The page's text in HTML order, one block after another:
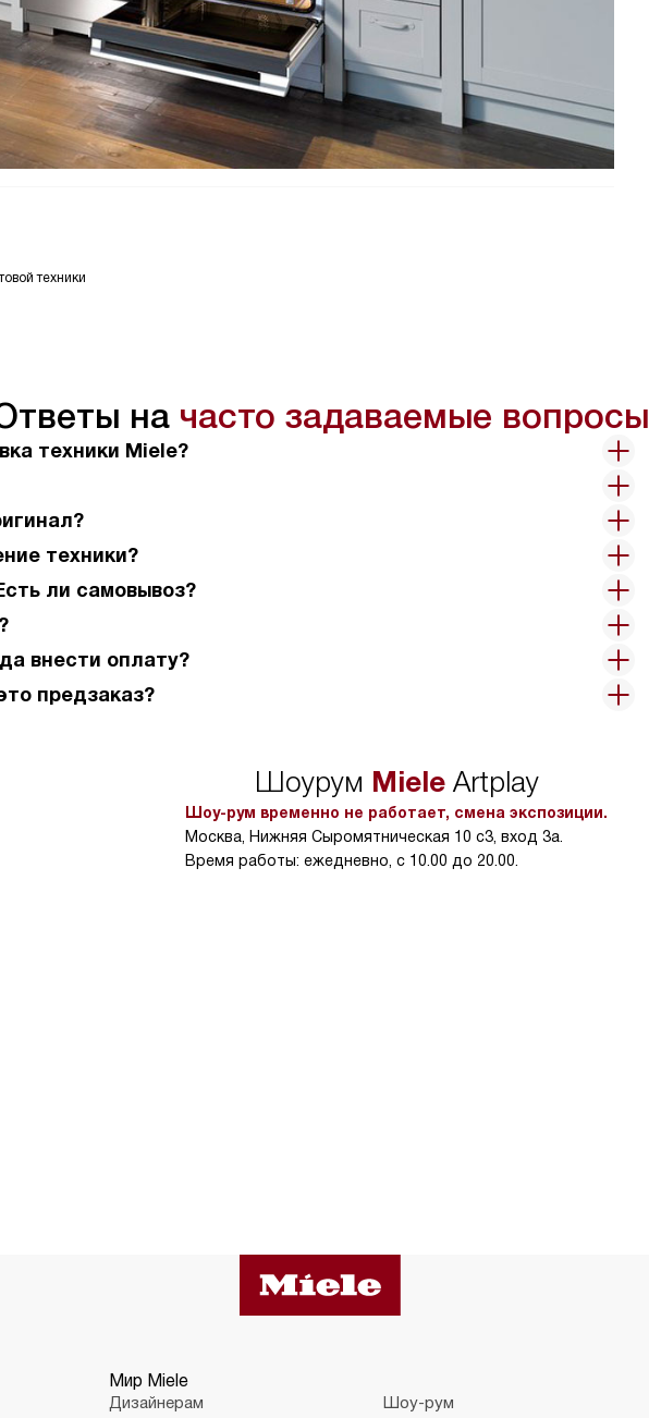
техники
на часто задаваемые вопросы
техники Miele?
техники?
ли самовывоз?
внести оплату?
предзаказ?
Шоурум MieleArtplay
Шоу-рум временно не работает, смена экспозиции.
Москва, Нижняя Сыромятническая 10 с3, вход 3а.
Время работы: ежедневно, с 10.00 до 20.00.
Мир Miele
Дизайнерам Шоу-рум